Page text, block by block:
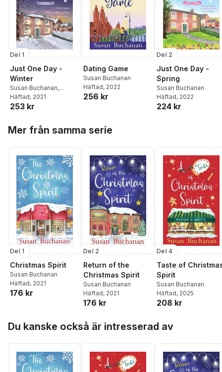
Del 1
Just One Day -
Winter
Susan Buchanan,
Wendy Janes
Häftad, 2021
253 kr
Dating Game
Susan Buchanan
Häftad, 2022
256 kr
Del 2
Just One Day -
Spring
Susan Buchanan
Häftad, 2022
224 kr
Mer från samma serie
Del 1
Christmas Spirit
Susan Buchanan
Häftad, 2021
176 kr
Del 2
Return of the
Christmas Spirit
Susan Buchanan
Häftad, 2021
176 kr
Del 4
Taste of
Spirit
Susan Buchanan
Häftad, 2025
208 kr
Du kanske också är intresserad av